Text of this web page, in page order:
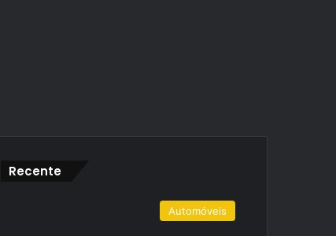
Recente
Automóveis